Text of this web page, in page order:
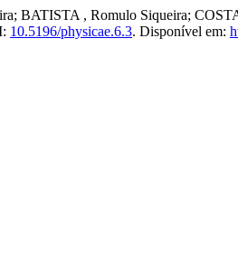
BATISTA , Romulo Siqueira;
10.5196/physicae.6.3. Disponível em: